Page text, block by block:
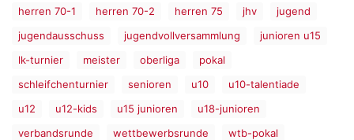
herren 70-1
herren 70-2 herren 75 jhv
jugend
jugendausschuss
jugendvollversammlung
junioren u15
lk-turnier
meister oberliga
pokal
schleifchenturnier
senioren u10
u10-talentiade
u12
u12-kids u15 junioren
u18-junioren
verbandsrunde
wettbewerbsrunde wtb-pokal